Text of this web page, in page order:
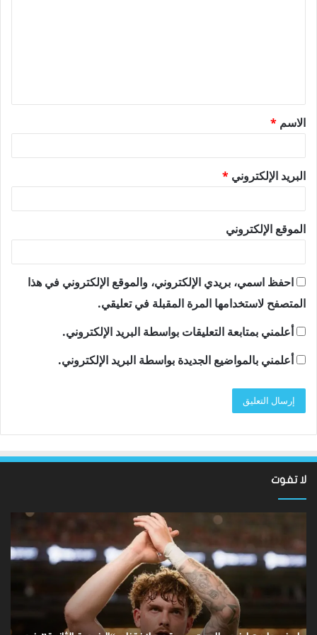
ق
*
الاسم *
البريد الإلكتروني *
الموقع الإلكتروني
احفظ اسمي، بريدي الإلكتروني، والموقع الإلكتروني في هذا
المتصفح لاستخدامها المرة المقبلة في تعليقي.
أعلمني بمتابعة التعليقات بواسطة البريد الإلكتروني.
أعلمني بالمواضيع الجديدة بواسطة البريد الإلكتروني.
لا تفوت
نتائج
Hundred
2026:
فاز
على